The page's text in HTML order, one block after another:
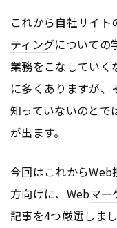
これから自社サイ
ティングについての
業務をこなしていく
に多くありますが、
知っていないのとで
が出ます。
今回はこれからWeb
方向けに、Webマー
記事を4つ厳選しまし